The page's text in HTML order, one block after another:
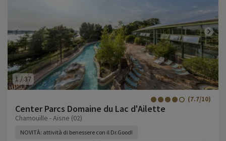
1 /37
Center Parcs Domaine du Lac d'Ailette
(7.7/10)
Chamouille - Aisne (02)
NOVITÀ: attività di benessere con il Dr.Good!